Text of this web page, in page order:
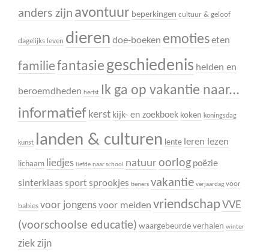
anders zijn avontuur beperkingen cultuur & geloof
dagelijks leven dieren doe-boeken emotieseten
familiefantasie geschiedenis helden en
beroemdheden herfst Ik ga op vakantie naar...
informatief kerst kijk- en zoekboek koken koningsdag
kunst landen & culturen lente leren lezen
lichaam liedjes liefde naar school natuur oorlog poëzie
sinterklaas sport sprookjes tieners vakantie verjaardag voor
babies voor jongensvoor meiden vriendschapVVE
(voorschoolse educatie) waargebeurde verhalen winter
ziek zijn